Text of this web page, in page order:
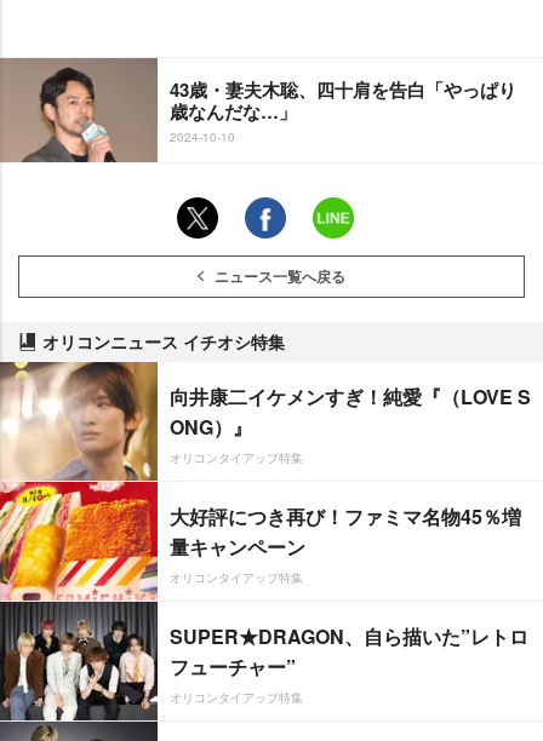
43歳・妻夫木聡、四十肩を告白「やっぱり
歳なんだな…」
2024-10-10
ニュース一覧へ戻る
オリコンニュース イチオシ特集
向井康二イケメンすぎ！純愛『（LOVE S
ONG）』
オリコンタイアップ特集
大好評につき再び！ファミマ名物45％増
量キャンペーン
オリコンタイアップ特集
SUPER★DRAGON、自ら描いた”レトロ
フューチャー”
オリコンタイアップ特集